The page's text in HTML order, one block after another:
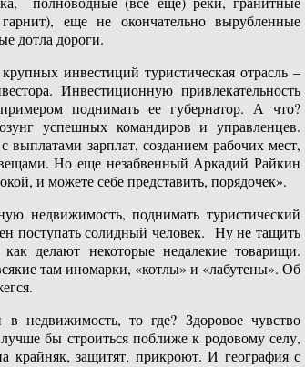
еще не окончательно вырубленные
дотла дороги.
инвестиций туристическая отрасль –
Инвестиционную привлекательность
поднимать ее губернатор. А что?
успешных командиров и управленцев.
выплатами зарплат, созданием рабочих мест,
Но еще незабвенный Аркадий Райкин
и можете себе представить, порядочек».
недвижимость, поднимать туристический
поступать солидный человек. Ну не тащить
делают некоторые недалекие товарищи.
там иномарки, «котлы» и «лабутены». Об
недвижимость, то где? Здоровое чувство
бы строиться поближе к родовому селу,
защитят, прикроют. И география с